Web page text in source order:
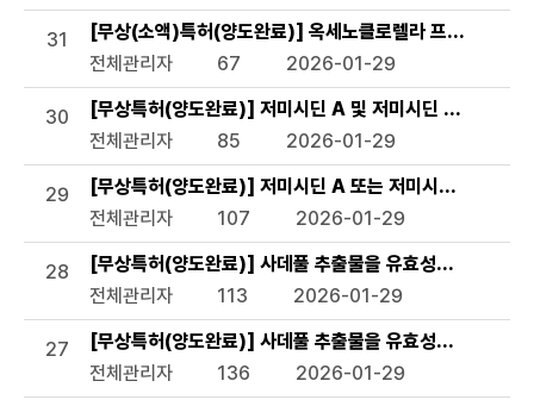
31
[무상(소액)특허(양도완료)] 옥세노클로렐라 프로토테코
전체관리자
67 2026-01-29
30
[무상특허(양도완료)] 저미시딘 A 및 저미시딘 B를 생산
전체관리자
85 2026-01-29
29
[무상특허(양도완료)] 저미시딘 A 또는 저미시딘 B를 활성
전체관리자
107 2026-01-29
28
[무상특허(양도완료)] 사데풀 추출물을 유효성분으로 함유
전체관리자
113 2026-01-29
27
[무상특허(양도완료)] 사데풀 추출물을 유효성분으로 함유
전체관리자
136 2026-01-29